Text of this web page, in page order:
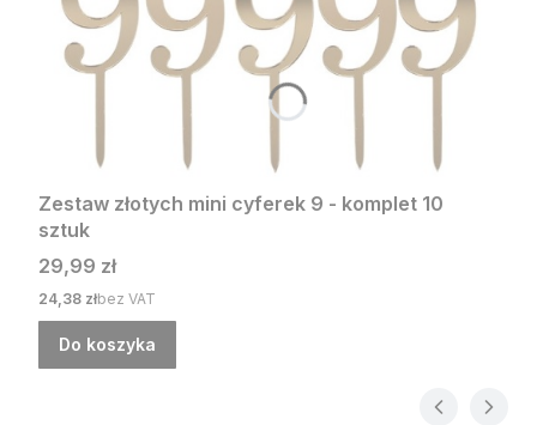
Zestaw złotych mini cyferek 9 - komplet 10
sztuk
Cena
29,99 zł
Cena
24,38 złbez VAT
Do koszyka